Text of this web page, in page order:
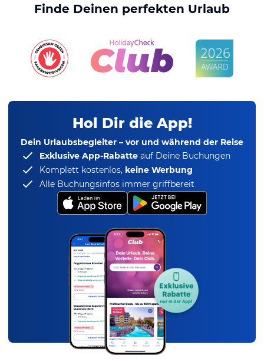
Finde Deinen perfekten Urlaub
Hol Dir die App!
Dein Urlaubsbegleiter – vor und während der Reise
Exklusive App-Rabatte auf Deine Buchungen
Komplett kostenlos, keine Werbung
Alle Buchungsinfos immer griffbereit